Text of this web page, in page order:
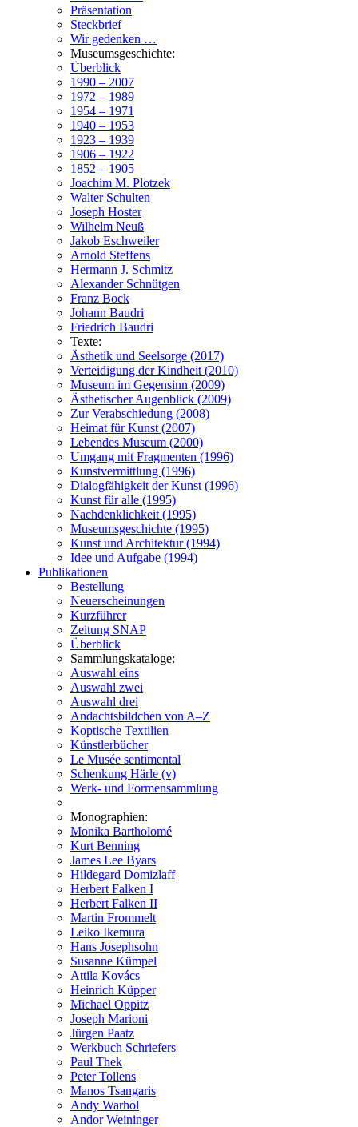
Präsentation
Steckbrief
Wir gedenken …
Museumsgeschichte:
Überblick
1990 – 2007
1972 – 1989
1954 – 1971
1940 – 1953
1923 – 1939
1906 – 1922
1852 – 1905
Joachim M. Plotzek
Walter Schulten
Joseph Hoster
Wilhelm Neuß
Jakob Eschweiler
Arnold Steffens
Hermann J. Schmitz
Alexander Schnütgen
Franz Bock
Johann Baudri
Friedrich Baudri
Texte:
Ästhetik und Seelsorge (2017)
Verteidigung der Kindheit (2010)
Museum im Gegensinn (2009)
Ästhetischer Augenblick (2009)
Zur Verabschiedung (2008)
Heimat für Kunst (2007)
Lebendes Museum (2000)
Umgang mit Fragmenten (1996)
Kunstvermittlung (1996)
Dialogfähigkeit der Kunst (1996)
Kunst für alle (1995)
Nachdenklichkeit (1995)
Museumsgeschichte (1995)
Kunst und Architektur (1994)
Idee und Aufgabe (1994)
Publikationen
Bestellung
Neuerscheinungen
Kurzführer
Zeitung SNAP
Überblick
Sammlungskataloge:
Auswahl eins
Auswahl zwei
Auswahl drei
Andachtsbildchen von A–Z
Koptische Textilien
Künstlerbücher
Le Musée sentimental
Schenkung Härle (v)
Werk- und Formensammlung
Monographien:
Monika Bartholomé
Kurt Benning
James Lee Byars
Hildegard Domizlaff
Herbert Falken I
Herbert Falken II
Martin Frommelt
Leiko Ikemura
Hans Josephsohn
Susanne Kümpel
Attila Kovács
Heinrich Küpper
Michael Oppitz
Joseph Marioni
Jürgen Paatz
Werkbuch Schriefers
Paul Thek
Peter Tollens
Manos Tsangaris
Andy Warhol
Andor Weininger